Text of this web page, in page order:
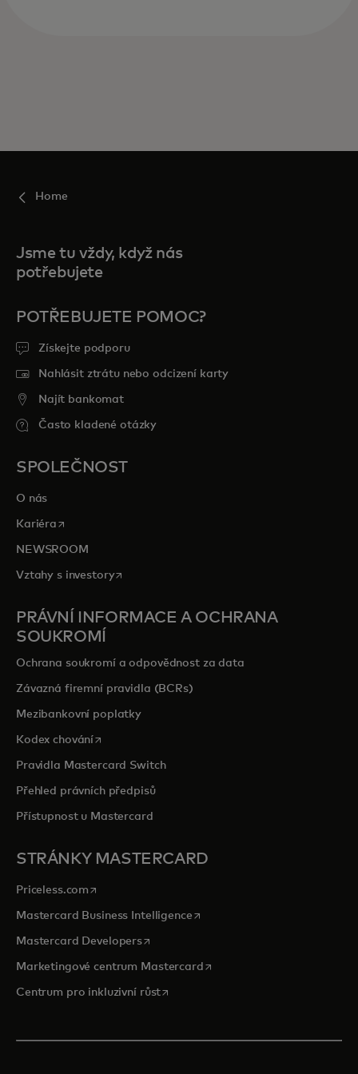
Home
Jsme tu vždy, když nás
potřebujete
POTŘEBUJETE POMOC?
Získejte podporu
Nahlásit ztrátu nebo odcizení karty
Najít bankomat
Často kladené otázky
SPOLEČNOST
O nás
Kariéra opens in a new tab
NEWSROOM
Vztahy s investoryopens in a new tab
PRÁVNÍ INFORMACE A OCHRANA
SOUKROMÍ
Ochrana soukromí a odpovědnost za data
Závazná firemní pravidla (BCRs)
Mezibankovní poplatky
Kodex chováníopens in a new tab
Pravidla Mastercard Switch
Přehled právních předpisů
Přístupnost u Mastercard
STRÁNKY MASTERCARD
Priceless.com opens in a new tab
Mastercard Business Intelligenceopens in a new tab
Mastercard Developersopens in a new tab
Marketingové centrum Mastercardopens in a new tab
Centrum pro inkluzivní růstopens in a new tab